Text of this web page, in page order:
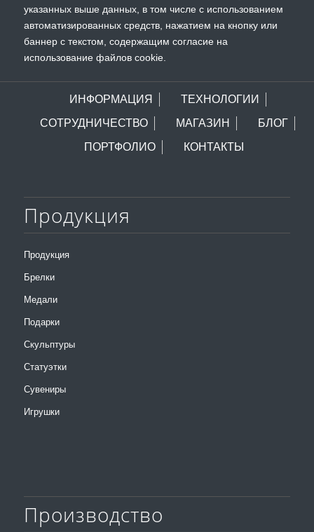
указанных выше данных, в том числе с использованием
автоматизированных средств, нажатием на кнопку или
баннер с текстом, содержащим согласие на
использование файлов cookie.
ИНФОРМАЦИЯ
ТЕХНОЛОГИИ
СОТРУДНИЧЕСТВО
МАГАЗИН
БЛОГ
ПОРТФОЛИО
КОНТАКТЫ
Продукция
Продукция
Брелки
Медали
Подарки
Скульптуры
Статуэтки
Сувениры
Игрушки
Производство